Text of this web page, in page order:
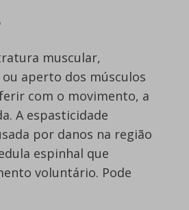
muscular,
aperto dos músculos
com o movimento, a
A espasticidade
por danos na região
espinhal que
voluntário. Pode